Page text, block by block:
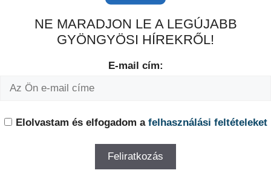
NE MARADJON LE A LEGÚJABB
GYÖNGYÖSI HÍREKRŐL!
E-mail cím:
Elolvastam és elfogadom a felhasználási feltételeket